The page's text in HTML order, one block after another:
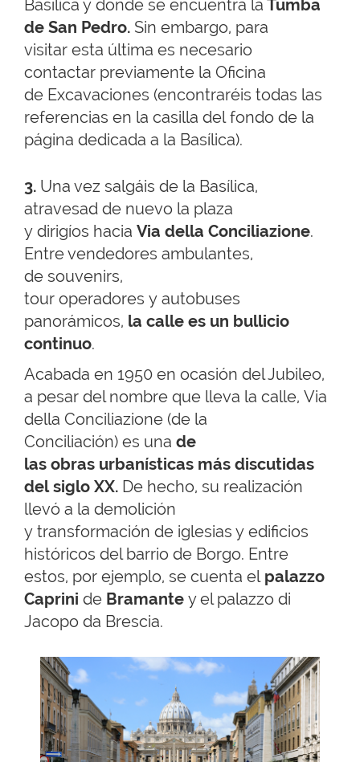
Basílica y donde se encuentra la Tumba
de San Pedro. Sin embargo, para
visitar esta última es necesario
contactar previamente la Oficina
de Excavaciones (encontraréis todas las
referencias en la casilla del fondo de la
página dedicada a la Basílica).
3. Una vez salgáis de la Basílica,
atravesad de nuevo la plaza
y dirigíos hacia Via della Conciliazione.
Entre vendedores ambulantes,
de souvenirs,
tour operadores y autobuses
panorámicos, la calle es un bullicio
continuo.
Acabada en 1950 en ocasión del Jubileo,
a pesar del nombre que lleva la calle, Via
della Conciliazione (de la
Conciliación) es una de
las obras urbanísticas más discutidas
del siglo XX. De hecho, su realización
llevó a la demolición
y transformación de iglesias y edificios
históricos del barrio de Borgo. Entre
estos, por ejemplo, se cuenta el palazzo
Caprini de Bramante y el palazzo di
Jacopo da Brescia.